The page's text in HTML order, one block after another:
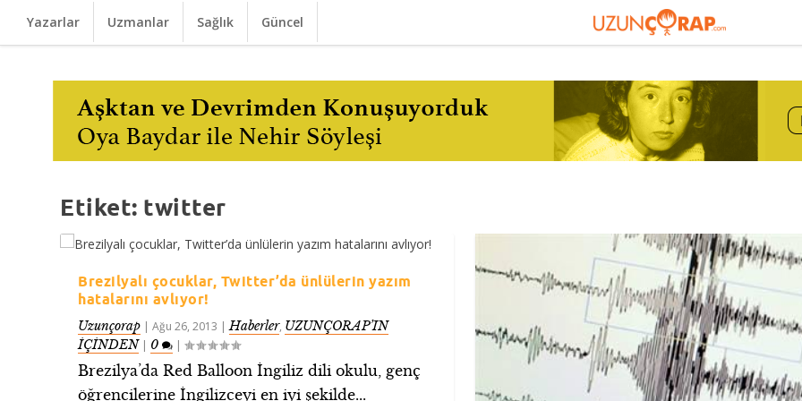
Yazarlar Uzmanlar Sağlık Güncel
Etiket: twitter
Brezilyalı çocuklar, Twitter’da ünlülerin yazım
hatalarını avlıyor!
Uzunçorap |Ağu 26, 2013 |Haberler, UZUNÇORAP’IN
İÇİNDEN| 0 |
Brezilya’da Red Balloon İngiliz dili okulu, genç
öğrencilerine İngilizceyi en iyi şekilde...